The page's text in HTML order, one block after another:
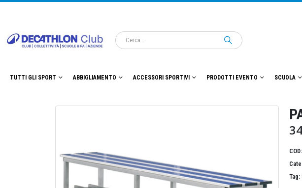
TUTTI GLI SPORT ABBIGLIAMENTO ACCESSORI SPORTIVI PRODOTTI EVENTO SCUOLA
COD:
Tag: